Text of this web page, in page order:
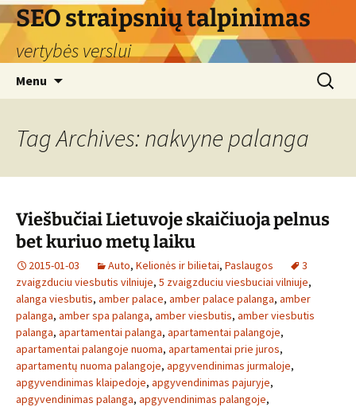
Skip
to
content
SEO straipsnių talpinimas
vertybės verslui
Menu
Search
for:
Tag Archives: nakvyne palanga
Viešbučiai Lietuvoje skaičiuoja pelnus
bet kuriuo metų laiku
2015-01-03 Auto, Kelionės ir bilietai, Paslaugos
3
zvaigzduciu viesbutis vilniuje, 5 zvaigzduciu viesbuciai vilniuje,
alanga viesbutis, amber palace, amber palace palanga, amber
palanga, amber spa palanga, amber viesbutis, amber viesbutis
palanga, apartamentai palanga, apartamentai palangoje,
apartamentai palangoje nuoma, apartamentai prie juros,
apartamentų nuoma palangoje, apgyvendinimas jurmaloje,
apgyvendinimas klaipedoje, apgyvendinimas pajuryje,
apgyvendinimas palanga, apgyvendinimas palangoje,